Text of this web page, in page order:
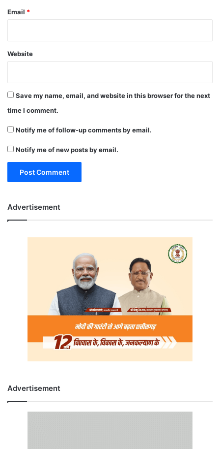
Email *
Website
Save my name, email, and website in this browser for the next
time I comment.
Notify me of follow-up comments by email.
Notify me of new posts by email.
Advertisement
Advertisement